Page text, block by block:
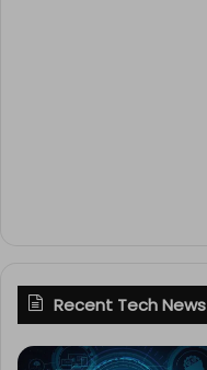
Recent Tech News